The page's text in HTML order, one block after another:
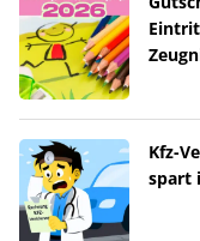
Kfz-
spart